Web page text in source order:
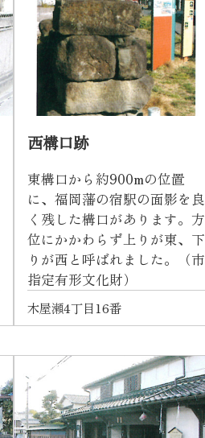
西構口跡
東構口から約900mの位置
に、福岡藩の宿駅の面影を良
く残した構口があります。方
位にかかわらず上りが東、下
りが西と呼ばれました。（市
指定有形文化財）
木屋瀬4丁目16番